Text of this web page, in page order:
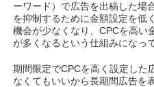
ーワード）で広告を出稿した場
を抑制するために金額設定を低
機会が少なくなり、CPCを高い
が多くなるという仕組みになっ
期間限定でCPCを高く設定した
なくてもいいから長期間広告を